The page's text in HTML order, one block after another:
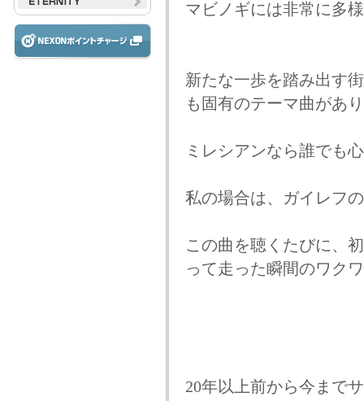
マビノギには非常に多
新たな一歩を踏み出す
も固有のテーマ曲があ
ミレシアンなら誰でも
私の場合は、ガイレフ
この曲を聴くたびに、
って走った瞬間のワク
20年以上前から今まで